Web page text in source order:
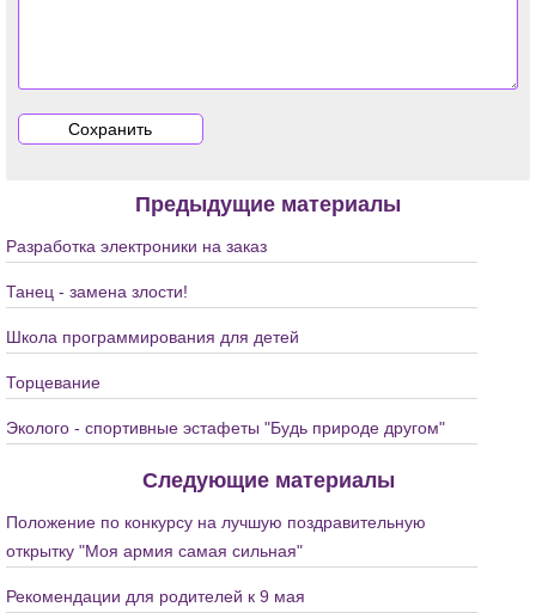
Предыдущие материалы
Разработка электроники на заказ
Танец - замена злости!
Школа программирования для детей
Торцевание
Эколого - спортивные эстафеты "Будь природе другом"
Следующие материалы
Положение по конкурсу на лучшую поздравительную
открытку "Моя армия самая сильная"
Рекомендации для родителей к 9 мая